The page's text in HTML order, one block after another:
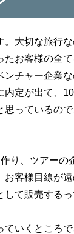
大切な旅行
お客様の全
チャー企業
定が出て、
っているの
り、ツアーの
お客様目線が
て販売する
ていくところ